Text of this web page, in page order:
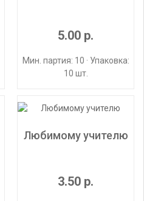
5.00 р.
Мин. партия: 10 · Упаковка:
10 шт.
Любимому учителю
3.50 р.